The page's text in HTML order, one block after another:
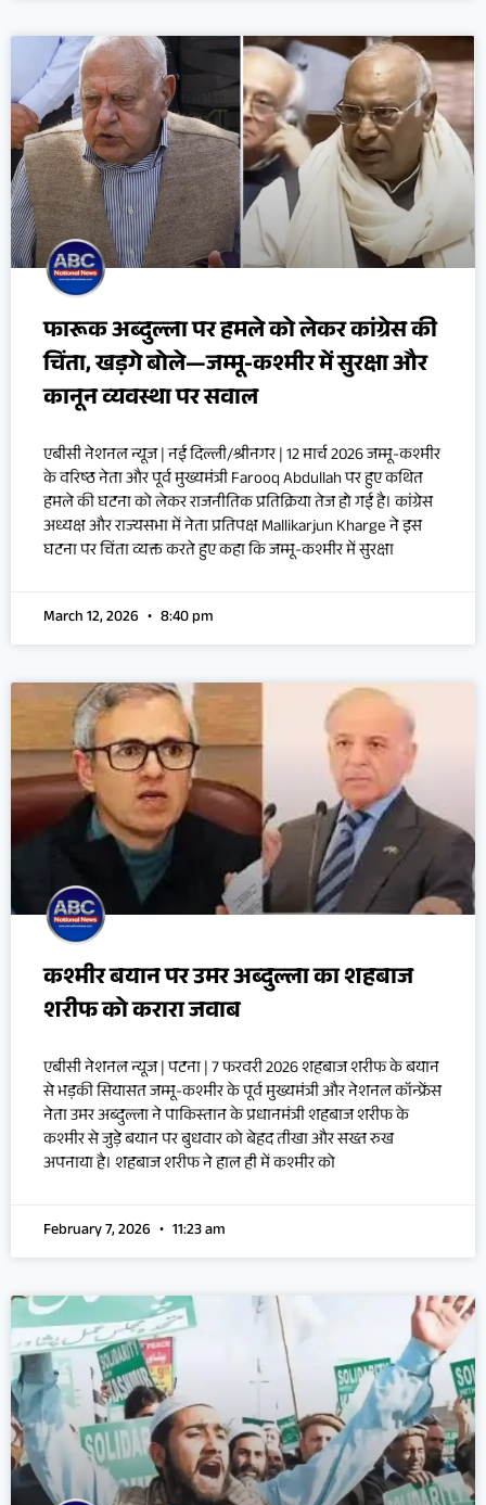
फारूक अब्दुल्ला पर हमले को लेकर कांग्रेस की
चिंता, खड़गे बोले—जम्मू-कश्मीर में सुरक्षा और
कानून व्यवस्था पर सवाल
एबीसी नेशनल न्यूज | नई दिल्ली/श्रीनगर | 12 मार्च 2026 जम्मू-कश्मीर
के वरिष्ठ नेता और पूर्व मुख्यमंत्री Farooq Abdullah पर हुए कथित
हमले की घटना को लेकर राजनीतिक प्रतिक्रिया तेज हो गई है। कांग्रेस
अध्यक्ष और राज्यसभा में नेता प्रतिपक्ष Mallikarjun Kharge ने इस
घटना पर चिंता व्यक्त करते हुए कहा कि जम्मू-कश्मीर में सुरक्षा
March 12, 2026 8:40 pm
कश्मीर बयान पर उमर अब्दुल्ला का शहबाज
शरीफ को करारा जवाब
एबीसी नेशनल न्यूज | पटना | 7 फरवरी 2026 शहबाज शरीफ के बयान
से भड़की सियासत जम्मू-कश्मीर के पूर्व मुख्यमंत्री और नेशनल कॉन्फ्रेंस
नेता उमर अब्दुल्ला ने पाकिस्तान के प्रधानमंत्री शहबाज शरीफ के
कश्मीर से जुड़े बयान पर बुधवार को बेहद तीखा और सख्त रुख
अपनाया है। शहबाज शरीफ ने हाल ही में कश्मीर को
February 7, 2026 11:23 am